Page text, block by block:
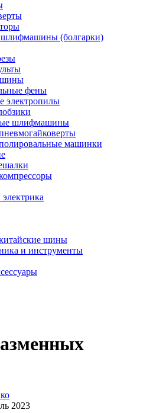
шлифмашины (болгарки)
фены
электропилы
шлифмашины
машинки
шины
и инструменты
2023